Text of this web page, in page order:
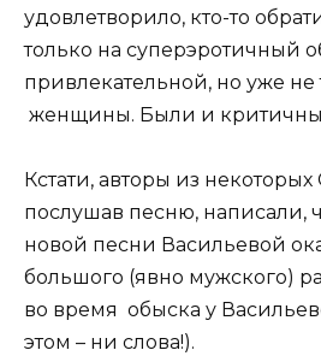
удовлетворило, кто-то
только на суперэротичный
привлекательной, но уже
женщины. Были и
Кстати, авторы из
послушав песню, написали,
новой песни Васильевой
большого (явно мужского)
во время обыска у
этом – ни слова!).